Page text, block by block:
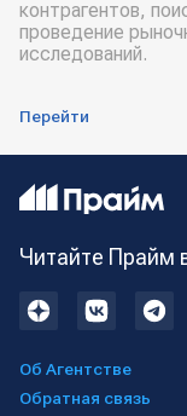
контрагентов,
проведение
исследований.
Перейти
Читайте Прайм
Об Агентстве
Обратная связь